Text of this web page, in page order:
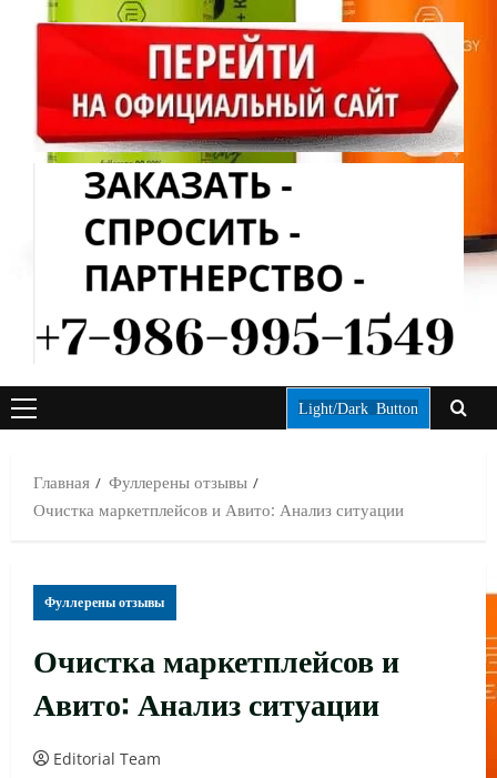
ОСНОВНОЕ
Light/Dark Button
Главная
Фуллерены отзывы
Очистка маркетплейсов и Авито: Анализ ситуации
Фуллерены отзывы
Очистка маркетплейсов и
Авито: Анализ ситуации
Editorial Team